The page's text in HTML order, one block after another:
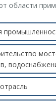
области